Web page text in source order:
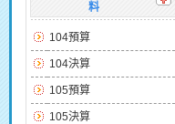
料
104預算
104決算
105預算
105決算